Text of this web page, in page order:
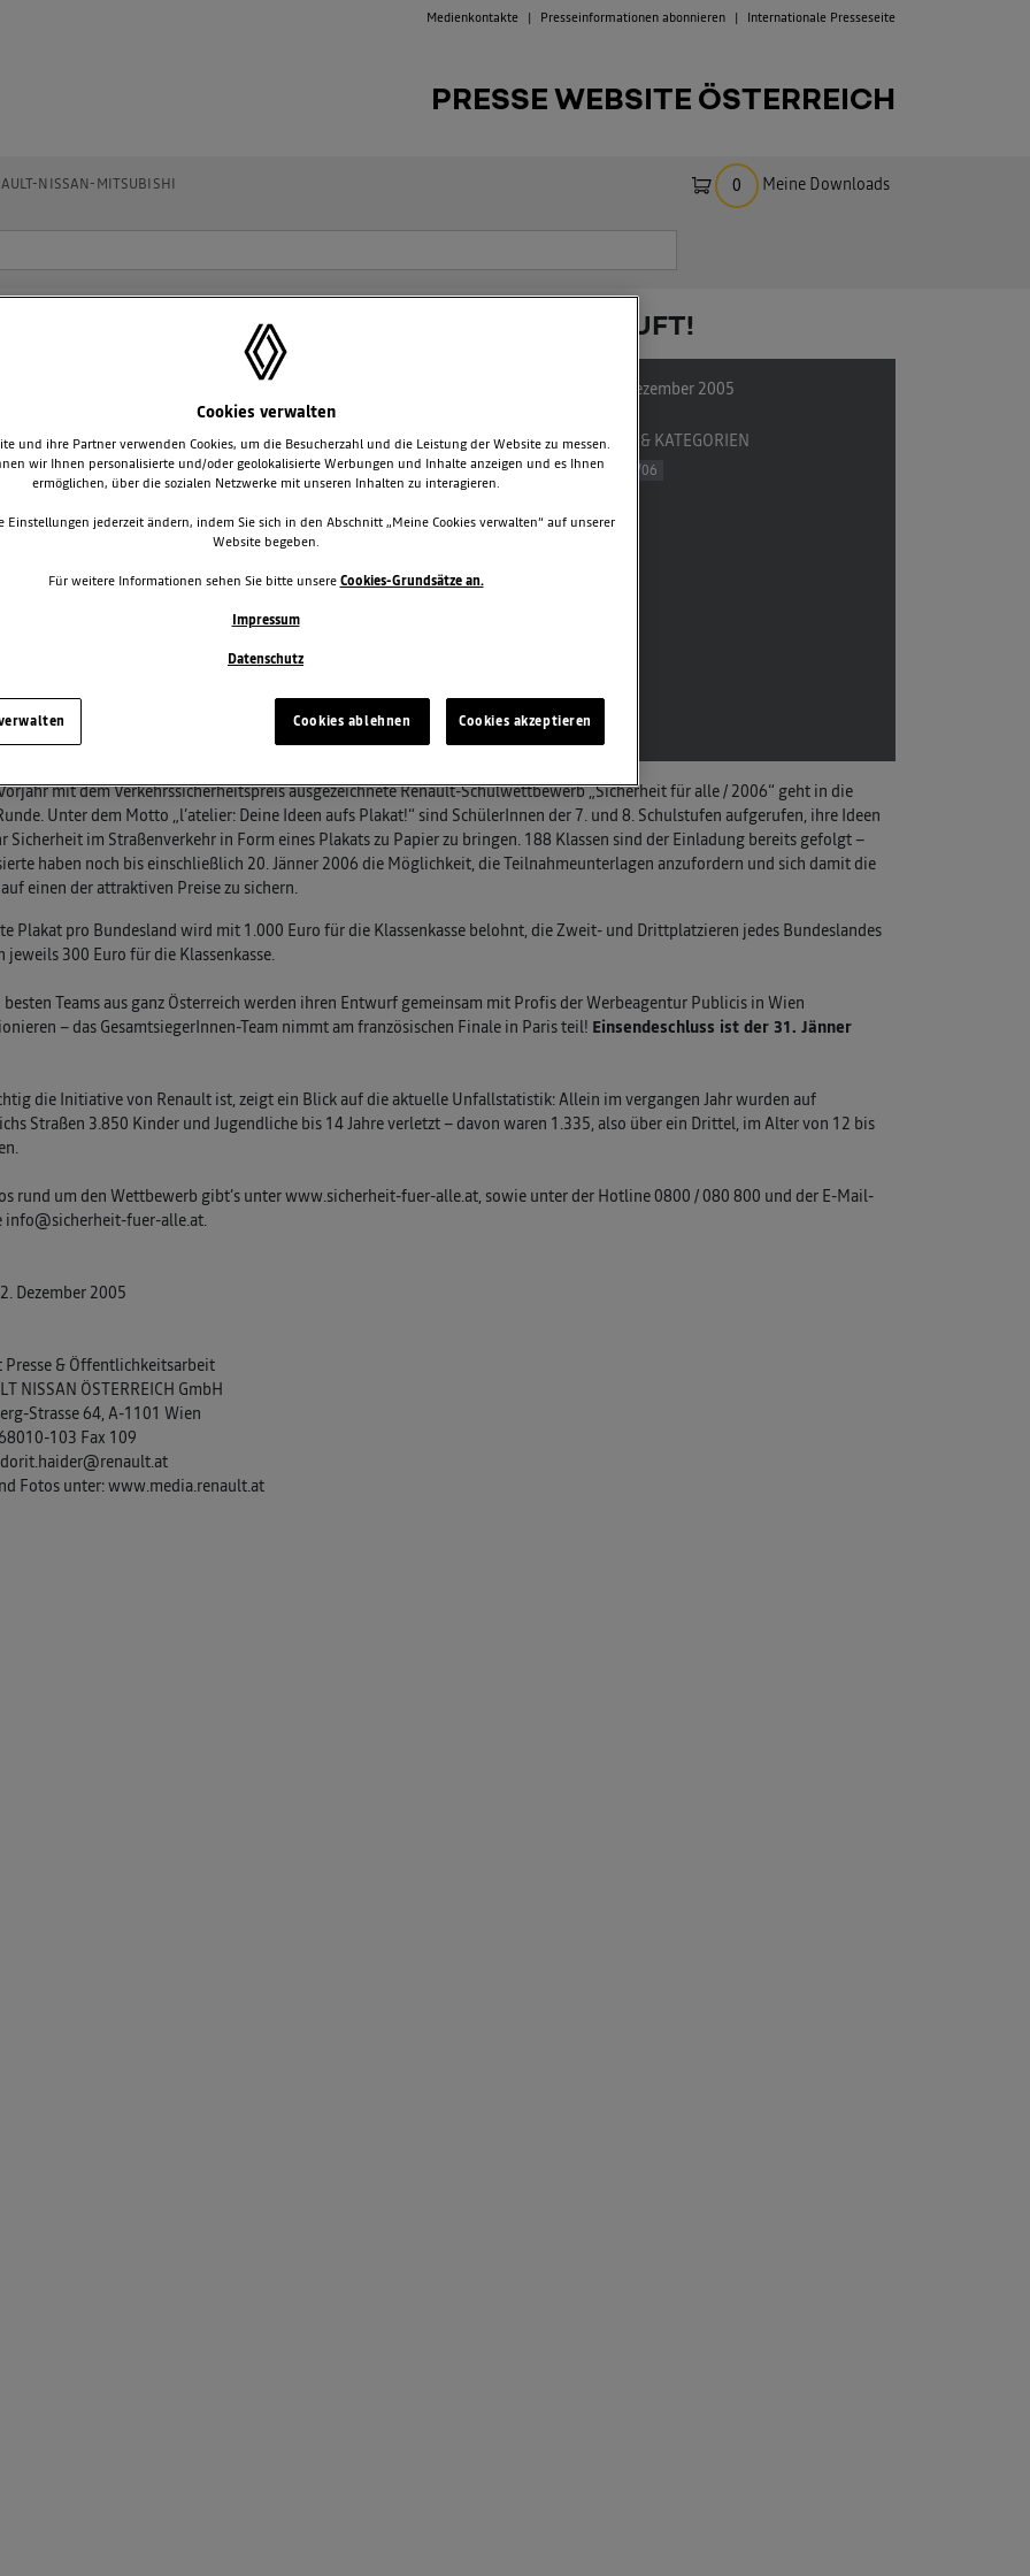
Medienkontakte Presseinformationen abonnieren Internationale Presseseite
PRESSE WEBSITE ÖSTERREICH
NISSAN-MITSUBISHI 0 Meine Downloads
FÜR ALLE 2006: DER COUNTDOWN LÄUFT!
12. Dezember 2005
TAGS & KATEGORIEN
2005/06
mit dem Verkehrssicherheitspreis ausgezeichnete Renault-Schulwettbewerb „Sicherheit für alle / 2006“ geht in die
Unter dem Motto „l’atelier: Deine Ideen aufs Plakat!“ sind SchülerInnen der 7. und 8. Schulstufen aufgerufen, ihre Ideen
Sicherheit im Straßenverkehr in Form eines Plakats zu Papier zu bringen. 188 Klassen sind der Einladung bereits gefolgt –
haben noch bis einschließlich 20. Jänner 2006 die Möglichkeit, die Teilnahmeunterlagen anzufordern und sich damit die
auf einen der attraktiven Preise zu sichern.
Plakat pro Bundesland wird mit 1.000 Euro für die Klassenkasse belohnt, die Zweit- und Drittplatzieren jedes Bundeslandes
jeweils 300 Euro für die Klassenkasse.
besten Teams aus ganz Österreich werden ihren Entwurf gemeinsam mit Profis der Werbeagentur Publicis in Wien
– das GesamtsiegerInnen-Team nimmt am französischen Finale in Paris teil! Einsendeschluss ist der 31. Jänner
die Initiative von Renault ist, zeigt ein Blick auf die aktuelle Unfallstatistik: Allein im vergangen Jahr wurden auf
Straßen 3.850 Kinder und Jugendliche bis 14 Jahre verletzt – davon waren 1.335, also über ein Drittel, im Alter von 12 bis
rund um den Wettbewerb gibt’s unter www.sicherheit-fuer-alle.at, sowie unter der Hotline 0800 / 080 800 und der E-Mail-
info@sicherheit-fuer-alle.at.
Dezember 2005
Presse & Öffentlichkeitsarbeit
NISSAN ÖSTERREICH GmbH
Strasse 64, A-1101 Wien
103 Fax 109
Fotos unter: www.media.renault.at
Cookies verwalten
und ihre Partner verwenden Cookies, um die Besucherzahl und die Leistung der Website zu messen.
wir Ihnen personalisierte und/oder geolokalisierte Werbungen und Inhalte anzeigen und es Ihnen
ermöglichen, über die sozialen Netzwerke mit unseren Inhalten zu interagieren.
Einstellungen jederzeit ändern, indem Sie sich in den Abschnitt „Meine Cookies verwalten“ auf unserer
Website begeben.
Für weitere Informationen sehen Sie bitte unsereCookies-Grundsätze an.
Impressum
Datenschutz
Cookies ablehnen Cookies akzeptieren